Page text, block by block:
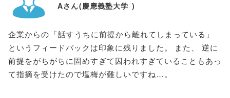
Aさん(慶應義塾大学 )
企業からの 「話すうちに前提から離れてしまっている 」
というフィードバックは印象に残りました。 また 、
逆に
前提をがちがちに固めすぎて囚われすぎていることもあっ
て指摘を受けたので塩梅が難しいですね…。